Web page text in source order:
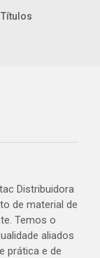
Títulos
Distribuidora
de material de
Temos o
aliados
prática e de